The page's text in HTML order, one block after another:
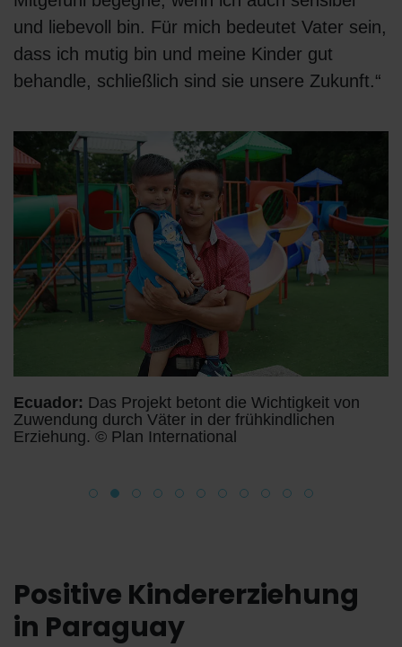
und liebevoll bin. Für mich bedeutet Vater sein,
dass ich mutig bin und meine Kinder gut
behandle, schließlich sind sie unsere Zukunft.“
Ecuador: Das Projekt betont die Wichtigkeit von
Zuwendung durch Väter in der frühkindlichen
Erziehung. © Plan International
Positive Kindererziehung
in Paraguay